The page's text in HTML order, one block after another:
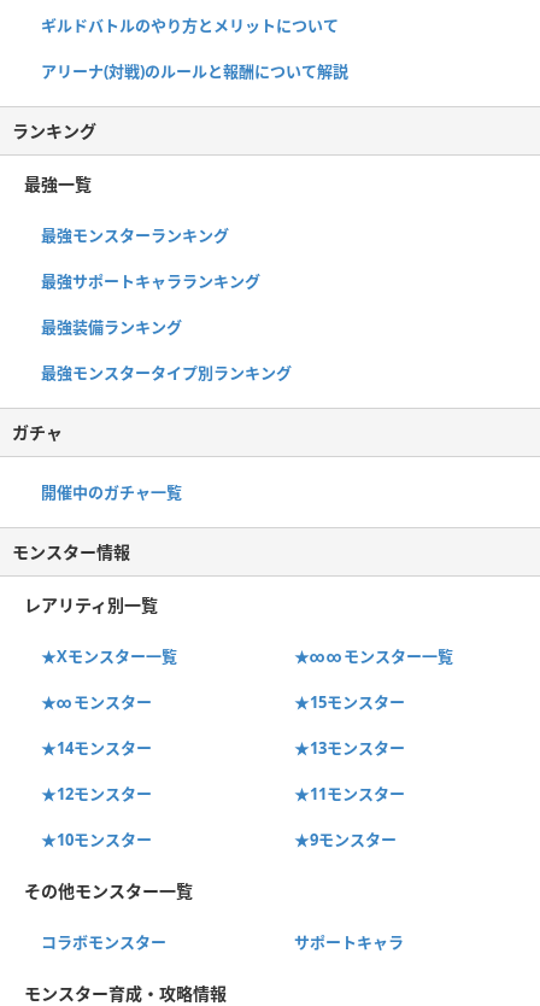
ギルドバトルのやり方とメリットについて
アリーナ(対戦)のルールと報酬について解説
ランキング
最強一覧
最強モンスターランキング
最強サポートキャラランキング
最強装備ランキング
最強モンスタータイプ別ランキング
ガチャ
開催中のガチャ一覧
モンスター情報
レアリティ別一覧
★Xモンスター一覧 ★∞∞モンスター一覧
★∞モンスター ★15モンスター
★14モンスター ★13モンスター
★12モンスター ★11モンスター
★10モンスター ★9モンスター
その他モンスター一覧
コラボモンスター サポートキャラ
モンスター育成・攻略情報